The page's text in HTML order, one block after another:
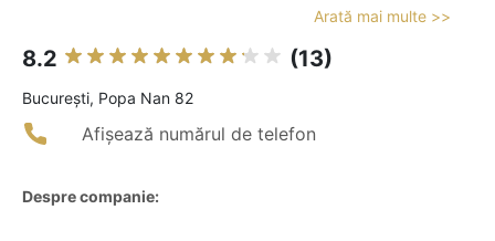
Arată mai multe >>
8.2 (13)
Bucureşti, Popa Nan 82
Afișează numărul de telefon
Despre companie: